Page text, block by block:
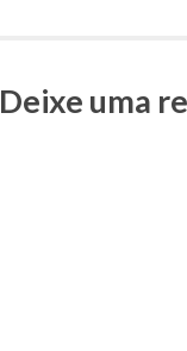
Posts
Deixe uma